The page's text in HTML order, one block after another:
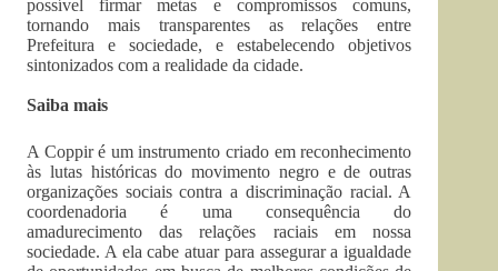
possível firmar metas e compromissos comuns,
tornando mais transparentes as relações entre
Prefeitura e sociedade, e estabelecendo objetivos
sintonizados com a realidade da cidade.
Saiba mais
A Coppir é um instrumento criado em reconhecimento
às lutas históricas do movimento negro e de outras
organizações sociais contra a discriminação racial. A
coordenadoria é uma consequência do
amadurecimento das relações raciais em nossa
sociedade. A ela cabe atuar para assegurar a igualdade